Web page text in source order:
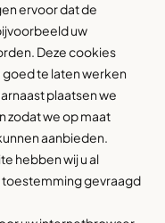
ervoor dat de
uw
Deze cookies
te laten werken
plaatsen we
zodat we op maat
aanbieden.
hebben wij u al
gevraagd